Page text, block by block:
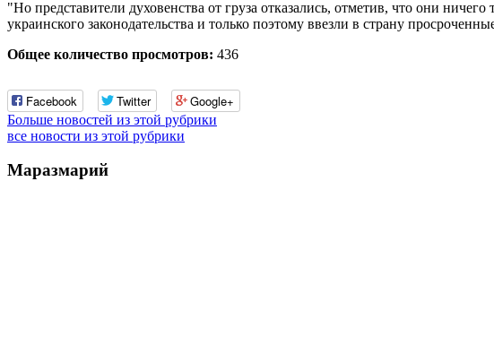
"Но представители духовенства от груза отказались, отметив, что они
украинского законодательства и только поэтому ввезли в страну
Общее количество просмотров: 436
Facebook Twitter Google+
Больше новостей из этой рубрики
все новости из этой рубрики
Маразмарий